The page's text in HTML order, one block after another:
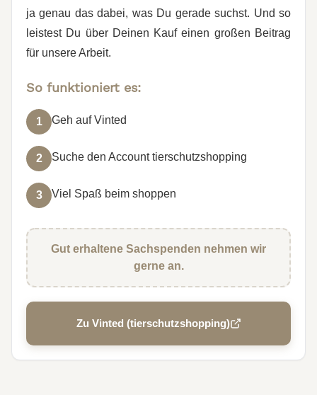
ja genau das dabei, was Du gerade suchst. Und so
leistest Du über Deinen Kauf einen großen Beitrag
für unsere Arbeit.
So funktioniert es:
1 Geh auf Vinted
2 Suche den Account tierschutzshopping
3 Viel Spaß beim shoppen
Gut erhaltene Sachspenden nehmen wir
gerne an.
Zu Vinted (tierschutzshopping)